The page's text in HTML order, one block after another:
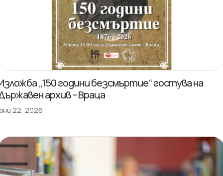
„150 години безсмъртие“ гостува на
архив – Враца
22, 2026